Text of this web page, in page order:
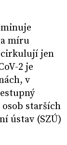
míru
cirkulují jen
2 je
v
starších
ústav (SZÚ)